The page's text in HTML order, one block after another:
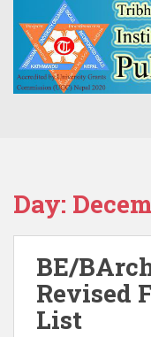
Day:
BE/
Revised
List